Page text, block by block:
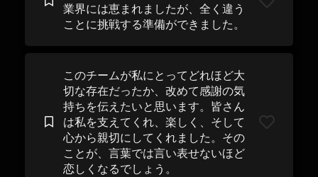
業界には恵まれましたが、全く違う
ことに挑戦する準備ができました。
このチームが私にとってどれほど大
切な存在だったか、改めて感謝の気
持ちを伝えたいと思います。皆さん
は私を支えてくれ、楽しく、そして
心から親切​​にしてくれました。その
ことが、言葉では言い表せないほど
恋しくなるでしょう。